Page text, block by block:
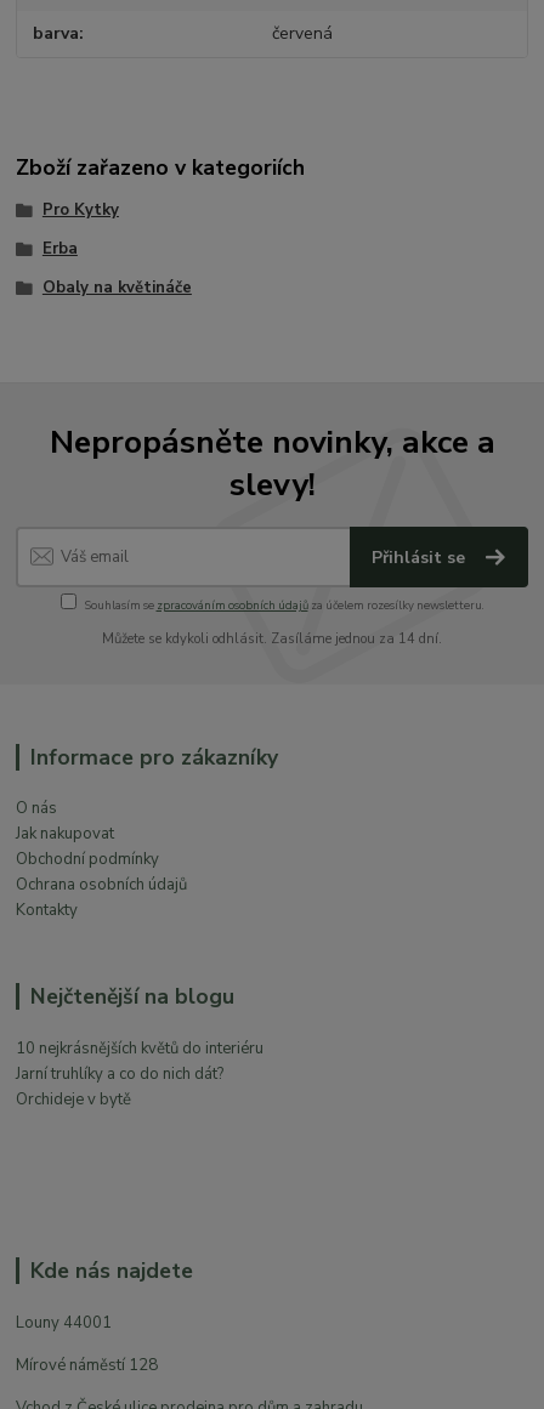
barva červená
Zboží zařazeno v kategoriích
Pro Kytky
Erba
Obaly na květináče
Nepropásněte novinky, akce a
slevy!
Přihlásit se
Souhlasím se zpracováním osobních údajůza účelem rozesílky newsletteru.
Můžete se kdykoli odhlásit. Zasíláme jednou za 14 dní.
Informace pro zákazníky
O nás
Jak nakupovat
Obchodní podmínky
Ochrana osobních údajů
Kontakty
Nejčtenější na blogu
10 nejkrásnějších květů do interiéru
Jarní truhlíky a co do nich dát?
Orchideje v bytě
Kde nás najdete
Louny 44001
Mírové náměstí 128